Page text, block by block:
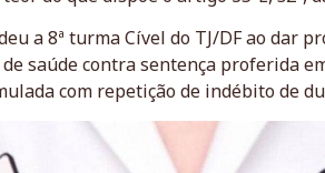
a 8ª turma Cível do TJ/DF ao dar
saúde contra sentença proferida
com repetição de indébito de